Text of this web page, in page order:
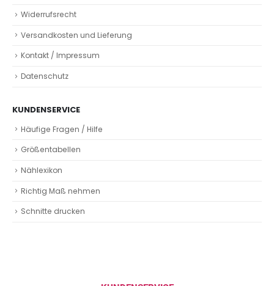
Widerrufsrecht
Versandkosten und Lieferung
Kontakt / Impressum
Datenschutz
KUNDENSERVICE
Häufige Fragen / Hilfe
Größentabellen
Nählexikon
Richtig Maß nehmen
Schnitte drucken